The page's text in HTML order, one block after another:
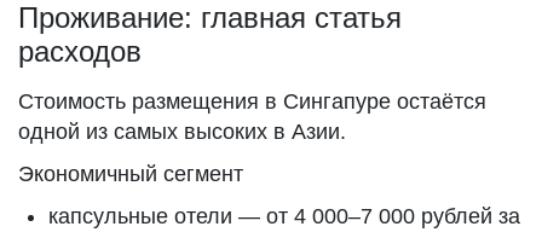
Проживание: главная статья
расходов
Стоимость размещения в Сингапуре остаётся
одной из самых высоких в Азии.
Экономичный сегмент
капсульные отели — от 4 000–7 000 рублей за